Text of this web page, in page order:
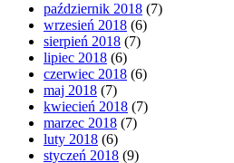
październik 2018 (7)
wrzesień 2018 (6)
sierpień 2018 (7)
lipiec 2018 (6)
czerwiec 2018 (6)
maj 2018 (7)
kwiecień 2018 (7)
marzec 2018 (7)
luty 2018 (6)
styczeń 2018 (9)